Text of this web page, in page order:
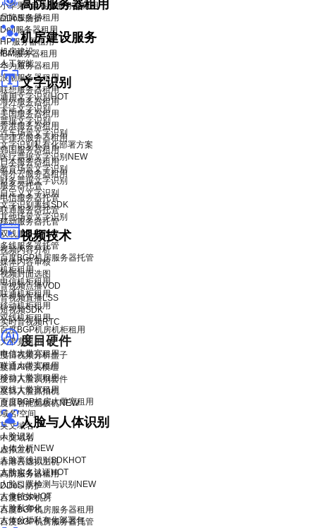
高防服务器租用
DDoS 防护
机房建设服务
机房建设
人工智能
文字识别
通用文字识别 HOT
卡证文字识别
票据文字识别
汽车场景文字识别
文字识别私有化部署方案
医疗票据文字识别 NEW
教育场景文字识别
财务票据文字识别
自定义文字识别
文字识别离线SDK
其他场景文字识别
视频技术
视频内容分析
媒体内容审核
视频封面选图
音视频点播VOD
音视频直播LSS
短视频SDK
实时音视频RTC
度目硬件
度目视频分析盒子
度目AI镜头模组
度目人脸识别套件
度目人脸抓拍机
度目智能面板机NEW
人脸与人体识别
人脸识别
人体分析NEW
人脸离线识别SDKHOT
人脸实名认证HOT
人脸口罩检测与识别 NEW
人像特效HOT
人脸私有化
人体分析私有化部署包
小苹果X青春版服务器租用
品牌服务器租用
Dell服务器租用
HP服务器租用
IBM服务器租用
华为服务器租用
浪潮服务器租用
联想服务器租用
海外服务器租用
美国服务器租用
香港服务器租用
菲律宾服务器租用
韩国服务器租用
日本服务器租用
海外云服务器租用
服务器托管
电信服务器托管
联通服务器托管
移动服务器托管
双线服务器托管
多线服务器托管
百度BGP机房服务器托管
机柜租用
电信机柜租用
联通机柜租用
移动机柜租用
双线机柜租用
百度BGP机房机柜租用
大带宽租用
电信大带宽租用
联通大带宽租用
移动大带宽租用
双线大带宽租用
百度BGP机房大带宽租用
域名/空间
英文域名
中文域名
虚拟主机
香港云虚拟主机
高防服务器租用
DDoS 防护
百度BGP机房
百度BGP机房服务器租用
百度BGP机房服务器托管